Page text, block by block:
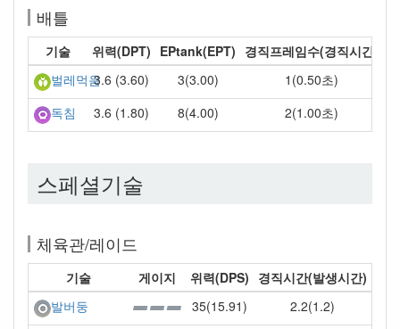
배틀
기술 위력(DPT) EPtank(EPT) 경직프레임수(경직시간)
벌레먹음3.6 (3.60) 3(3.00)
1(0.50초)
독침
3.6 (1.80) 8(4.00) 2(1.00초)
스페셜기술
체육관/레이드
기술 게이지 위력(DPS) 경직시간(발생시간)
발버둥
35(15.91)
2.2(1.2)